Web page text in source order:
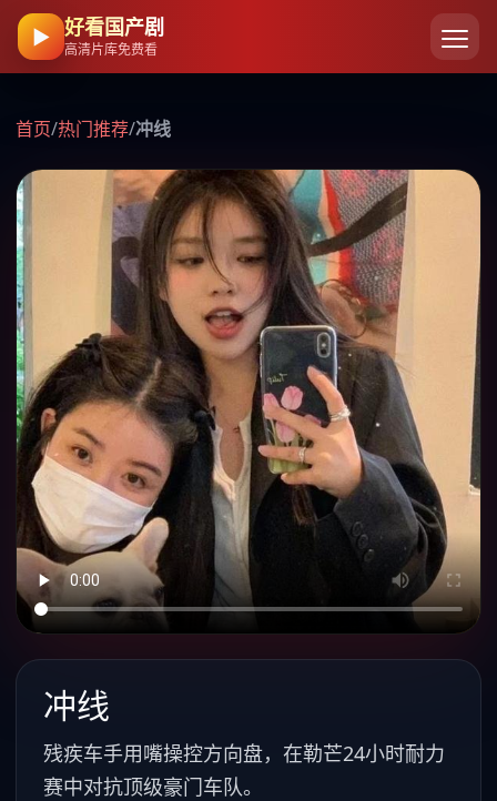
▶ 好看国产剧
高清片库免费看
首页/热门推荐/冲线
冲线
残疾车手用嘴操控方向盘，在勒芒24小时耐力
赛中对抗顶级豪门车队。